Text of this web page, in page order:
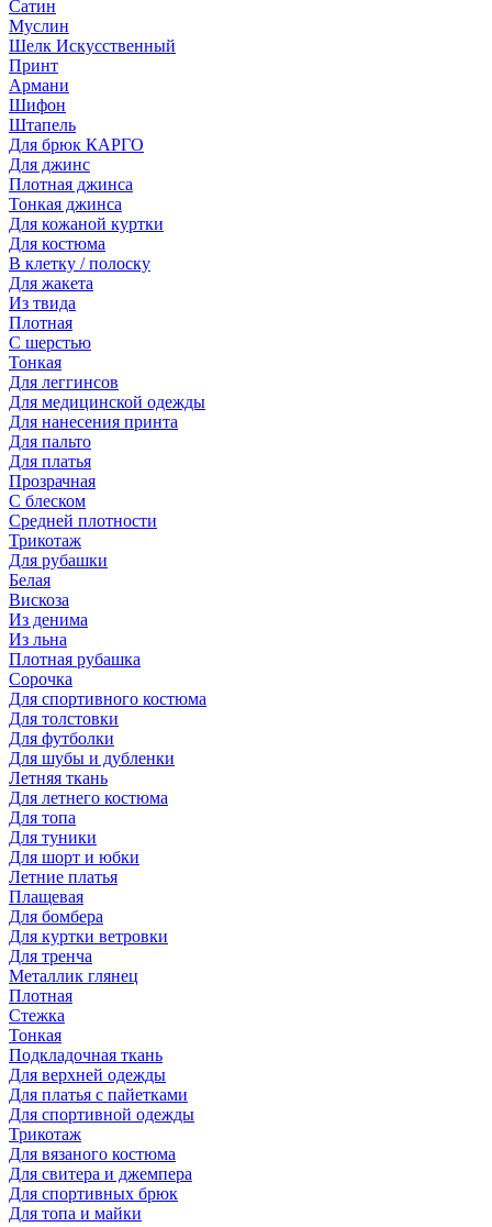
Сатин
Муслин
Шелк Искусственный
Принт
Армани
Шифон
Штапель
Для брюк КАРГО
Для джинс
Плотная джинса
Тонкая джинса
Для кожаной куртки
Для костюма
В клетку / полоску
Для жакета
Из твида
Плотная
С шерстью
Тонкая
Для леггинсов
Для медицинской одежды
Для нанесения принта
Для пальто
Для платья
Прозрачная
С блеском
Средней плотности
Трикотаж
Для рубашки
Белая
Вискоза
Из денима
Из льна
Плотная рубашка
Сорочка
Для спортивного костюма
Для толстовки
Для футболки
Для шубы и дубленки
Летняя ткань
Для летнего костюма
Для топа
Для туники
Для шорт и юбки
Летние платья
Плащевая
Для бомбера
Для куртки ветровки
Для тренча
Металлик глянец
Плотная
Стежка
Тонкая
Подкладочная ткань
Для верхней одежды
Для платья с пайетками
Для спортивной одежды
Трикотаж
Для вязаного костюма
Для свитера и джемпера
Для спортивных брюк
Для топа и майки